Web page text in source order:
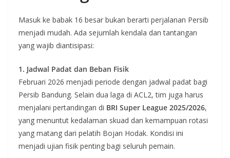
Masuk ke babak 16 besar bukan berarti perjalanan Persib
menjadi mudah. Ada sejumlah kendala dan tantangan
yang wajib diantisipasi:
1. Jadwal Padat dan Beban Fisik
Februari 2026 menjadi periode dengan jadwal padat bagi
Persib Bandung. Selain dua laga di ACL2, tim juga harus
menjalani pertandingan di BRI Super League 2025/2026,
yang menuntut kedalaman skuad dan kemampuan rotasi
yang matang dari pelatih Bojan Hodak. Kondisi ini
menjadi ujian fisik penting bagi seluruh pemain.